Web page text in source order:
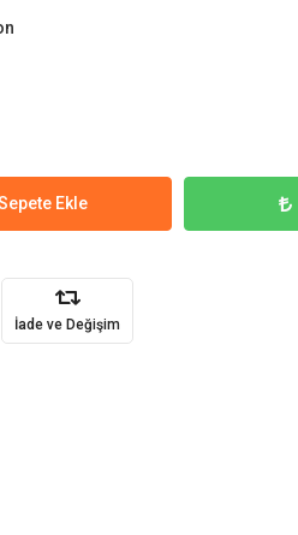
Ekle
İade ve Değişim